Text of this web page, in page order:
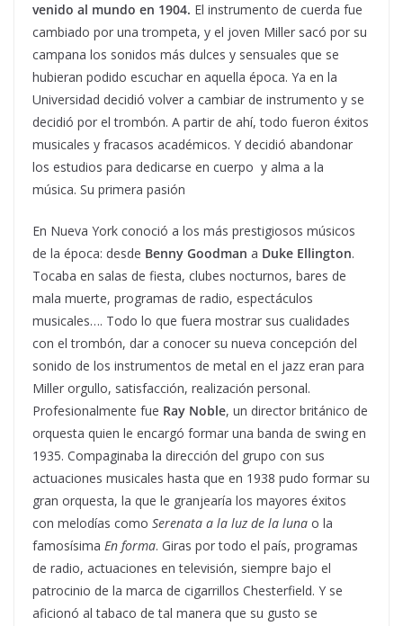
venido al mundo en 1904. El instrumento de cuerda fue
cambiado por una trompeta, y el joven Miller sacó por su
campana los sonidos más dulces y sensuales que se
hubieran podido escuchar en aquella época. Ya en la
Universidad decidió volver a cambiar de instrumento y se
decidió por el trombón. A partir de ahí, todo fueron éxitos
musicales y fracasos académicos. Y decidió abandonar
los estudios para dedicarse en cuerpo y alma a la
música. Su primera pasión
En Nueva York conoció a los más prestigiosos músicos
de la época: desde Benny Goodman a Duke Ellington.
Tocaba en salas de fiesta, clubes nocturnos, bares de
mala muerte, programas de radio, espectáculos
musicales…. Todo lo que fuera mostrar sus cualidades
con el trombón, dar a conocer su nueva concepción del
sonido de los instrumentos de metal en el jazz eran para
Miller orgullo, satisfacción, realización personal.
Profesionalmente fue Ray Noble, un director británico de
orquesta quien le encargó formar una banda de swing en
1935. Compaginaba la dirección del grupo con sus
actuaciones musicales hasta que en 1938 pudo formar su
gran orquesta, la que le granjearía los mayores éxitos
con melodías como Serenata a la luz de la luna o la
famosísima En forma. Giras por todo el país, programas
de radio, actuaciones en televisión, siempre bajo el
patrocinio de la marca de cigarrillos Chesterfield. Y se
aficionó al tabaco de tal manera que su gusto se